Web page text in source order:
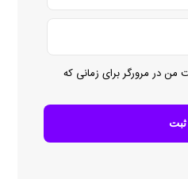
من در مرورگر برای زمانی که